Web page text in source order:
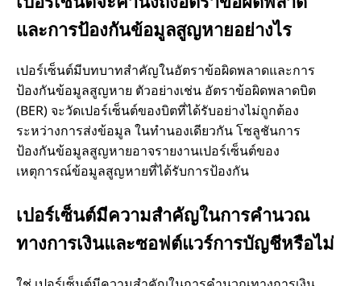
และการป้องกันข้อมูลสูญหายอย่างไร
เปอร์เซ็นต์มีบทบาทสำคัญในอัตราข้อผิดพลาดและการ
ป้องกันข้อมูลสูญหาย ตัวอย่างเช่น อัตราข้อผิดพลาดบิต
(BER) จะวัดเปอร์เซ็นต์ของบิตที่ได้รับอย่างไม่ถูกต้อง
ระหว่างการส่งข้อมูล ในทำนองเดียวกัน โซลูชันการ
ป้องกันข้อมูลสูญหายอาจรายงานเปอร์เซ็นต์ของ
เหตุการณ์ข้อมูลสูญหายที่ได้รับการป้องกัน
เปอร์เซ็นต์มีความสำคัญในการคำนวณ
ทางการเงินและซอฟต์แวร์การบัญชีหรือไม่